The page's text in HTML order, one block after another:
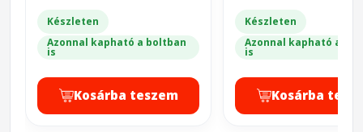
Készleten
Azonnal kapható a boltban
is
Kosárba teszem
Készleten
Azonnal kapható a
is
Kosárba